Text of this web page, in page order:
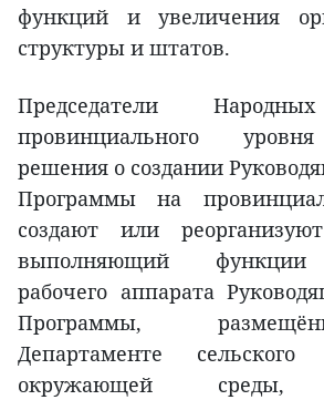
функций и увеличения
структуры и штатов.
Председатели
провинциального
решения о создании
Программы на
создают или
выполняющий функции
рабочего аппарата
Программы,
Департаменте
окружающей среды,